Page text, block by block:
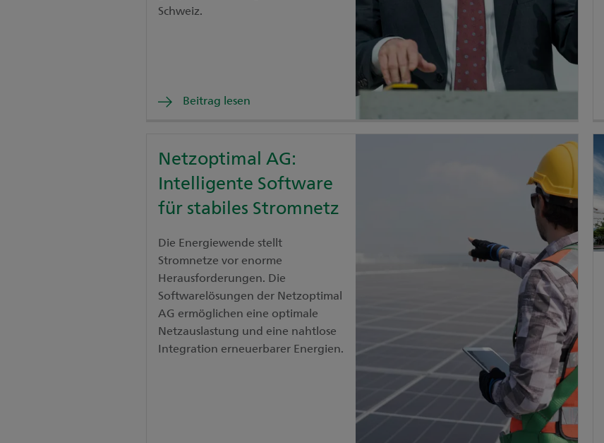
Schweiz.
Beitrag lesen
Netzoptimal AG:
Intelligente Software
für stabiles Stromnetz
Die Energiewende stellt
Stromnetze vor enorme
Herausforderungen. Die
Softwarelösungen der Netzoptimal
AG ermöglichen eine optimale
Netzauslastung und eine nahtlose
Integration erneuerbarer Energien.